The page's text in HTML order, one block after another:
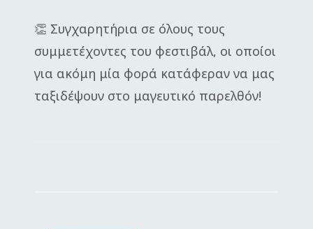
👏 Συγχαρητήρια σε όλους τους
συμμετέχοντες του φεστιβάλ, οι οποίοι
για ακόμη μία φορά κατάφεραν να μας
ταξιδέψουν στο μαγευτικό παρελθόν!